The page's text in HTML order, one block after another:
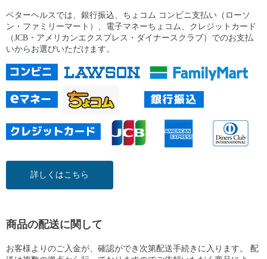
ベターヘルスでは、銀行振込、ちょコム コンビニ支払い（ローソ
ン・ファミリーマート）、電子マネーちょコム、クレジットカード
（JCB・アメリカンエクスプレス・ダイナースクラブ）でのお支払
いからお選びいただけます。
詳しくはこちら
商品の配送に関して
お客様よりのご入金が、確認ができ次第配送手続きに入ります。 配